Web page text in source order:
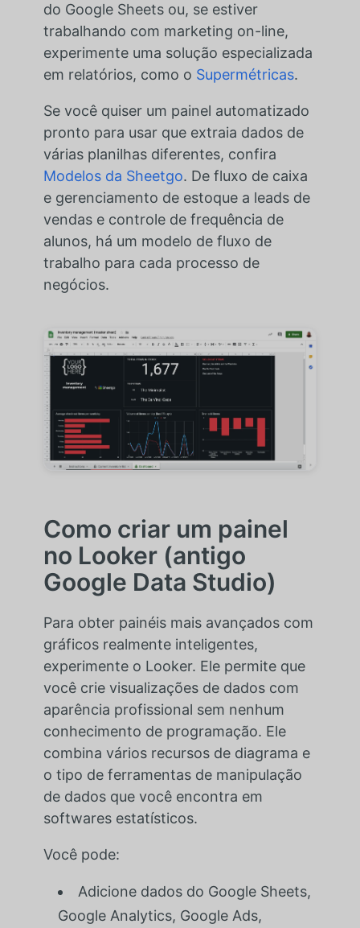
do Google Sheets ou, se estiver
trabalhando com marketing on-line,
experimente uma solução especializada
em relatórios, como o Supermétricas.
Se você quiser um painel automatizado
pronto para usar que extraia dados de
várias planilhas diferentes, confira
Modelos da Sheetgo. De fluxo de caixa
e gerenciamento de estoque a leads de
vendas e controle de frequência de
alunos, há um modelo de fluxo de
trabalho para cada processo de
negócios.
Como criar um painel
no Looker (antigo
Google Data Studio)
Para obter painéis mais avançados com
gráficos realmente inteligentes,
experimente o Looker. Ele permite que
você crie visualizações de dados com
aparência profissional sem nenhum
conhecimento de programação. Ele
combina vários recursos de diagrama e
o tipo de ferramentas de manipulação
de dados que você encontra em
softwares estatísticos.
Você pode:
Adicione dados do Google Sheets,
Google Analytics, Google Ads,